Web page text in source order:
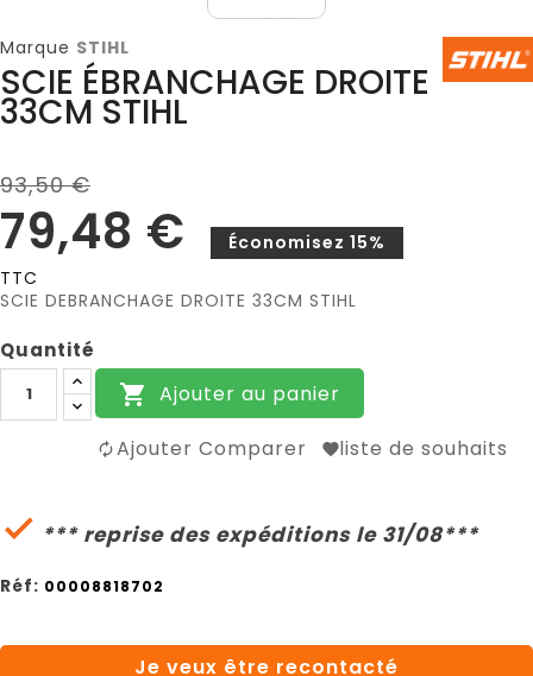
Marque STIHL
SCIE ÉBRANCHAGE DROITE
33CM STIHL
93,50 €
79,48 €
Économisez 15%
TTC
SCIE DEBRANCHAGE DROITE 33CM STIHL
Quantité
 Ajouter au panier
Ajouter Comparer liste de souhaits
 *** reprise des expéditions le 31/08***
Réf: 00008818702
Je veux être recontacté